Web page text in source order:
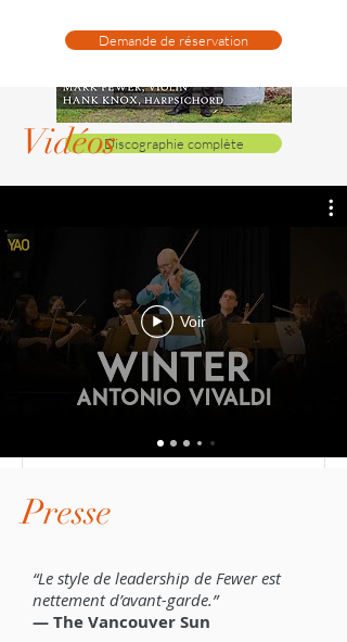
Discographie complète
Latitude 45 Arts à l'honneur
Chamberfest!
Plusieurs des artistes de Latitude 45
Demande de réservation
Vidéos
Voir
Presse
“Le style de leadership de Fewer est
nettement d’avant-garde.”
— The Vancouver Sun